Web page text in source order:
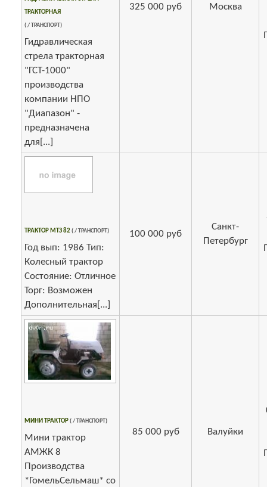
ТРАКТОРНАЯ
( / ТРАНСПОРТ)
Гидравлическая
стрела тракторная
"ГСТ-1000"
производства
компании НПО
"Диапазон" -
предназначена
для[...]
325 000 руб Москва
ТРАКТОР МТЗ 82( / ТРАНСПОРТ)
Год вып: 1986 Тип:
Колесный трактор
Состояние: Отличное
Торг: Возможен
Дополнительная[...]
100 000 руб
Санкт-
Петербург
МИНИ ТРАКТОР( / ТРАНСПОРТ)
Мини трактор
АМЖК 8
Производства
*ГомельСельмаш* со
85 000 руб Валуйки